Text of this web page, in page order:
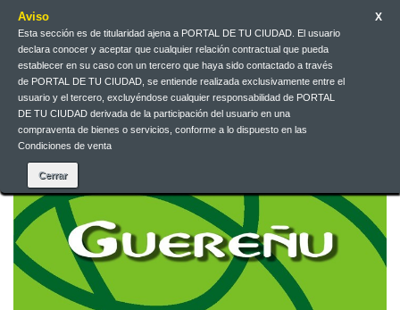
Aviso
Esta sección es de titularidad ajena a PORTAL DE TU CIUDAD. El usuario
declara conocer y aceptar que cualquier relación contractual que pueda
establecer en su caso con un tercero que haya sido contactado a través
de PORTAL DE TU CIUDAD, se entiende realizada exclusivamente entre el
usuario y el tercero, excluyéndose cualquier responsabilidad de PORTAL
DE TU CIUDAD derivada de la participación del usuario en una
compraventa de bienes o servicios, conforme a lo dispuesto en las
Condiciones de venta
X
EUR
English
Contact us